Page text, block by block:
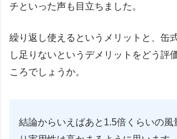
チといった声も目立ちました。
繰り返し使えるというメリットと、缶
し足りないというデメリットをどう評
ころでしょうか。
結論からいえばあと1.5倍くらいの風